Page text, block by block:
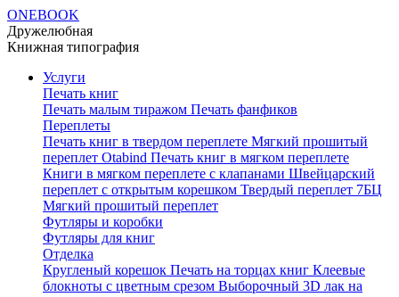
ONEBOOK
Дружелюбная
Книжная типография
Услуги
Печать книг
Печать малым тиражом Печать фанфиков
Переплеты
Печать книг в твердом переплете Мягкий прошитый
переплет Otabind Печать книг в мягком переплете
Книги в мягком переплете с клапанами Швейцарский
переплет с открытым корешком Твердый переплет 7БЦ
Мягкий прошитый переплет
Футляры и коробки
Футляры для книг
Отделка
Кругленый корешок Печать на торцах книг Клеевые
блокноты с цветным срезом Выборочный 3D лак на